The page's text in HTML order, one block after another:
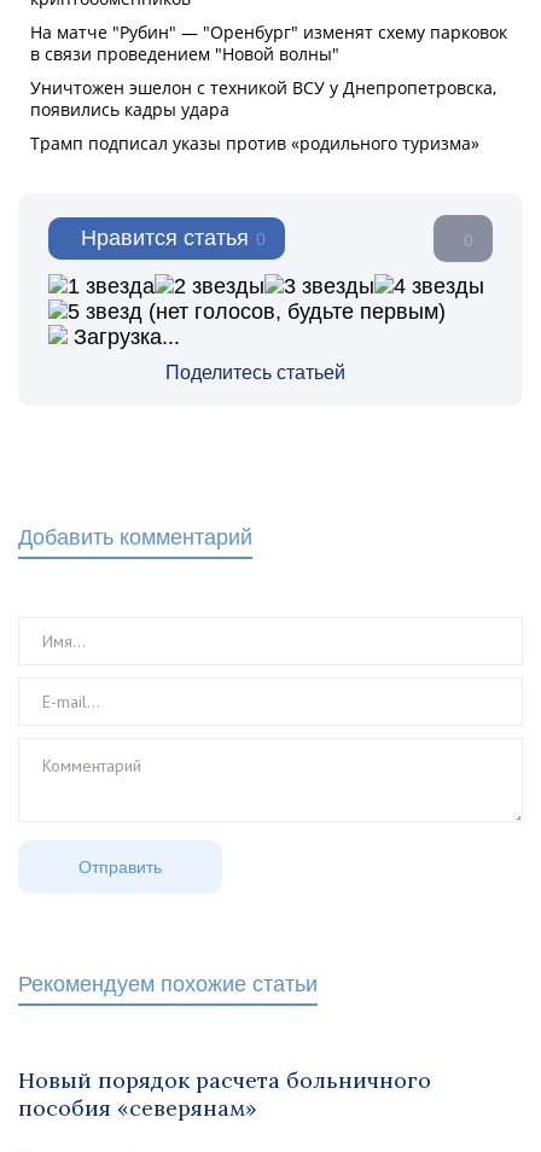
Нравится статья 0 0
Поделитесь статьей
(нет голосов, будьте первым)
Загрузка...
Добавить комментарий
Рекомендуем похожие статьи
Новый порядок расчета больничного
пособия «северянам»